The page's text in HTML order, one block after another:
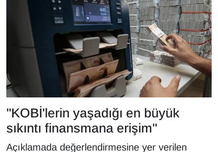
"KOBİ'lerin yaşadığı en büyük
sıkıntı finansmana erişim"
Açıklamada değerlendirmesine yer verilen
TEBRİK
TEKNOLOJİ
Turizm
VAN'DA SPOR
Vasıta
YAŞAM